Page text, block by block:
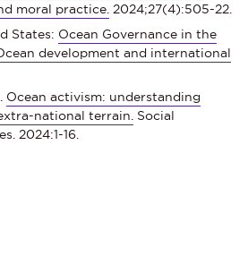
moral practice. 2024;27(4):505-22.
States: Ocean Governance in the
development and international
Ocean activism: understanding
national terrain. Social
2024:1-16.